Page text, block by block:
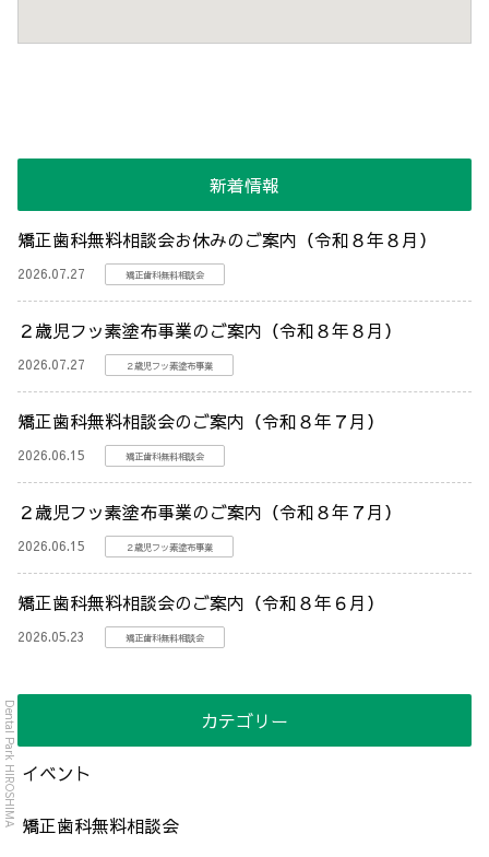
Dental Park HIROSHIMA
新着情報
矯正歯科無料相談会お休みのご案内（令和８年８月）
2026.07.27 矯正歯科無料相談会
２歳児フッ素塗布事業のご案内（令和８年８月）
2026.07.27 ２歳児フッ素塗布事業
矯正歯科無料相談会のご案内（令和８年７月）
2026.06.15 矯正歯科無料相談会
２歳児フッ素塗布事業のご案内（令和８年７月）
2026.06.15 ２歳児フッ素塗布事業
矯正歯科無料相談会のご案内（令和８年６月）
2026.05.23 矯正歯科無料相談会
カテゴリー
イベント
矯正歯科無料相談会